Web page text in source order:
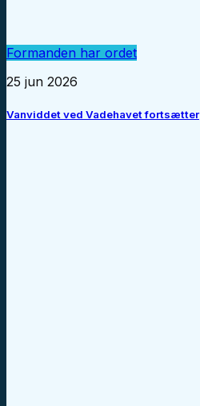
Formanden har ordet
25 jun 2026
Vanviddet ved Vadehavet fortsætter